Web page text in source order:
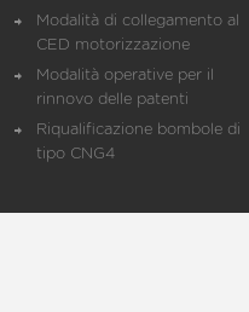
Modalità di collegamento al
CED motorizzazione
Modalità operative per il
rinnovo delle patenti
Riqualificazione bombole di
tipo CNG4